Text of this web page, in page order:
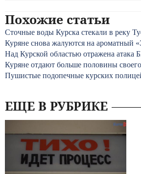
Похожие статьи
Сточные воды Курска стекали в реку
Куряне снова жалуются на ароматный
Над Курской областью отражена атака
Куряне отдают больше половины
Пушистые подопечные курских
ЕЩЕ В РУБРИКЕ